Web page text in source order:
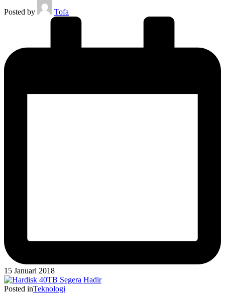
Posted by
Tofa
15 Januari 2018
Posted inTeknologi